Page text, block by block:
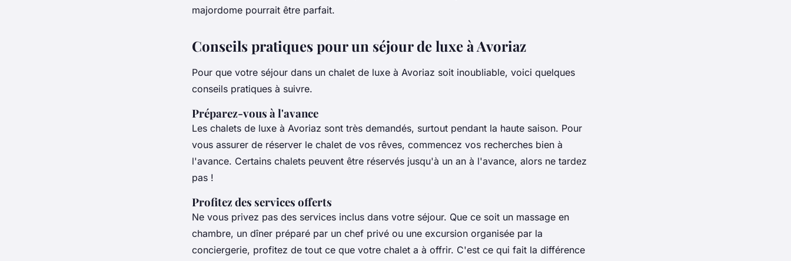
majordome pourrait être parfait.
Conseils pratiques pour un séjour de luxe à Avoriaz
Pour que votre séjour dans un chalet de luxe à Avoriaz soit inoubliable, voici quelques
conseils pratiques à suivre.
Préparez-vous à l'avance
Les chalets de luxe à Avoriaz sont très demandés, surtout pendant la haute saison. Pour
vous assurer de réserver le chalet de vos rêves, commencez vos recherches bien à
l'avance. Certains chalets peuvent être réservés jusqu'à un an à l'avance, alors ne tardez
pas !
Profitez des services offerts
Ne vous privez pas des services inclus dans votre séjour. Que ce soit un massage en
chambre, un dîner préparé par un chef privé ou une excursion organisée par la
conciergerie, profitez de tout ce que votre chalet a à offrir. C'est ce qui fait la différence